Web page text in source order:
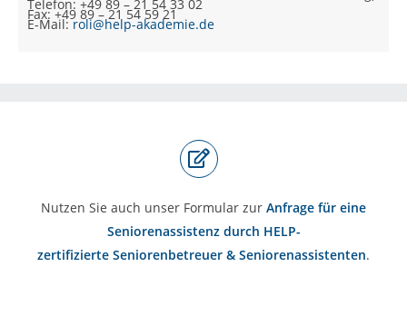
Telefon: +49 89 – 21 54 33 02
Fax: +49 89 – 21 54 59 21
E-Mail:roli@help-akademie.de
Nutzen Sie auch unser Formular zur Anfrage für eine
Seniorenassistenz durch HELP-
zertifizierte Seniorenbetreuer & Seniorenassistenten.